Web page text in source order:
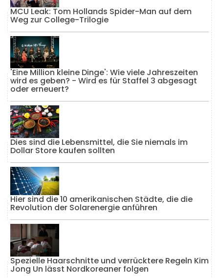
MCU Leak: Tom Hollands Spider-Man auf dem
Weg zur College-Trilogie
'Eine Million kleine Dinge': Wie viele Jahreszeiten
wird es geben? - Wird es für Staffel 3 abgesagt
oder erneuert?
Dies sind die Lebensmittel, die Sie niemals im
Dollar Store kaufen sollten
Hier sind die 10 amerikanischen Städte, die die
Revolution der Solarenergie anführen
Spezielle Haarschnitte und verrücktere Regeln Kim
Jong Un lässt Nordkoreaner folgen